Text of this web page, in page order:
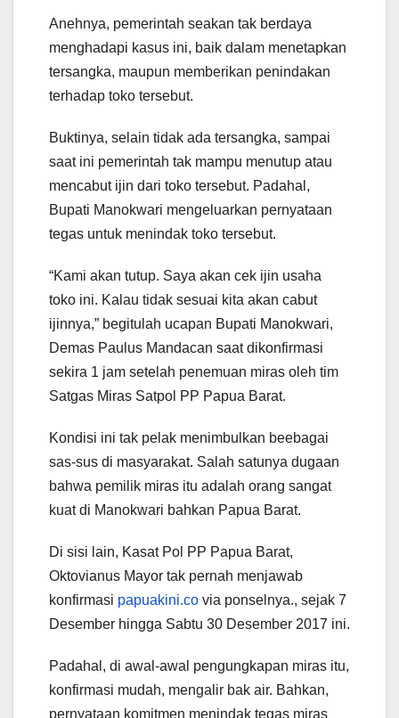
Anehnya, pemerintah seakan tak berdaya
menghadapi kasus ini, baik dalam menetapkan
tersangka, maupun memberikan penindakan
terhadap toko tersebut.
Buktinya, selain tidak ada tersangka, sampai
saat ini pemerintah tak mampu menutup atau
mencabut ijin dari toko tersebut. Padahal,
Bupati Manokwari mengeluarkan pernyataan
tegas untuk menindak toko tersebut.
“Kami akan tutup. Saya akan cek ijin usaha
toko ini. Kalau tidak sesuai kita akan cabut
ijinnya,” begitulah ucapan Bupati Manokwari,
Demas Paulus Mandacan saat dikonfirmasi
sekira 1 jam setelah penemuan miras oleh tim
Satgas Miras Satpol PP Papua Barat.
Kondisi ini tak pelak menimbulkan beebagai
sas-sus di masyarakat. Salah satunya dugaan
bahwa pemilik miras itu adalah orang sangat
kuat di Manokwari bahkan Papua Barat.
Di sisi lain, Kasat Pol PP Papua Barat,
Oktovianus Mayor tak pernah menjawab
konfirmasi papuakini.co via ponselnya., sejak 7
Desember hingga Sabtu 30 Desember 2017 ini.
Padahal, di awal-awal pengungkapan miras itu,
konfirmasi mudah, mengalir bak air. Bahkan,
pernyataan komitmen menindak tegas miras